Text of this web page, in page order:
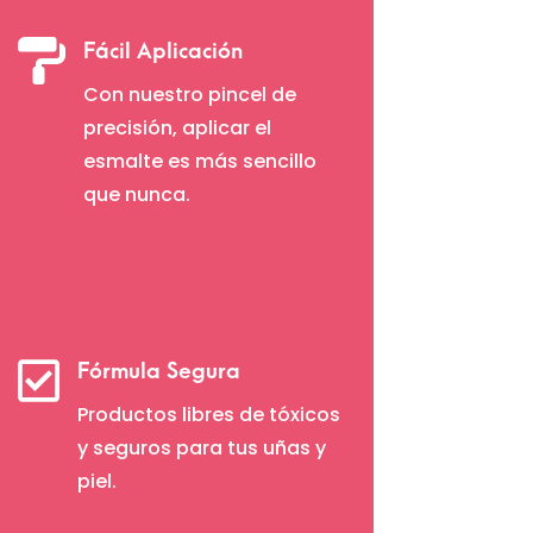
 Fácil Aplicación
Con nuestro pincel de
precisión, aplicar el
esmalte es más sencillo
que nunca.
 Fórmula Segura
Productos libres de tóxicos
y seguros para tus uñas y
piel.